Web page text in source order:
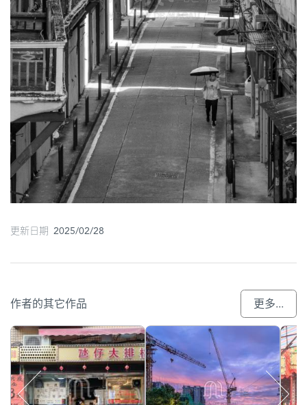
更新日期 2025/02/28
作者的其它作品 更多...